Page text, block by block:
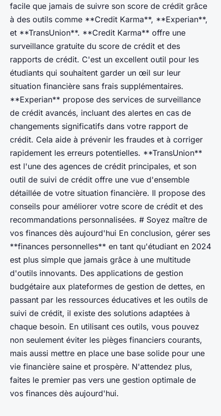
facile que jamais de suivre son score de crédit grâce
à des outils comme **Credit Karma**, **Experian**,
et **TransUnion**. **Credit Karma** offre une
surveillance gratuite du score de crédit et des
rapports de crédit. C'est un excellent outil pour les
étudiants qui souhaitent garder un œil sur leur
situation financière sans frais supplémentaires.
**Experian** propose des services de surveillance
de crédit avancés, incluant des alertes en cas de
changements significatifs dans votre rapport de
crédit. Cela aide à prévenir les fraudes et à corriger
rapidement les erreurs potentielles. **TransUnion**
est l'une des agences de crédit principales, et son
outil de suivi de crédit offre une vue d'ensemble
détaillée de votre situation financière. Il propose des
conseils pour améliorer votre score de crédit et des
recommandations personnalisées. # Soyez maître de
vos finances dès aujourd'hui En conclusion, gérer ses
**finances personnelles** en tant qu'étudiant en 2024
est plus simple que jamais grâce à une multitude
d'outils innovants. Des applications de gestion
budgétaire aux plateformes de gestion de dettes, en
passant par les ressources éducatives et les outils de
suivi de crédit, il existe des solutions adaptées à
chaque besoin. En utilisant ces outils, vous pouvez
non seulement éviter les pièges financiers courants,
mais aussi mettre en place une base solide pour une
vie financière saine et prospère. N'attendez plus,
faites le premier pas vers une gestion optimale de
vos finances dès aujourd'hui.